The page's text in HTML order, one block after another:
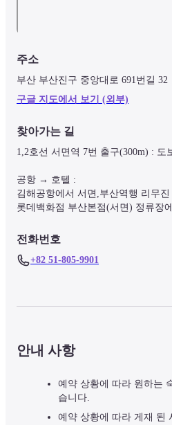
주소
부산 부산진구 중앙대로 691번길 32
구글 지도에서 보기 (외부)
찾아가는 길
1,2호선 서면역 7번 출구(300m) : 도
공항 → 호텔 :
김해공항에서 서면,부산역행 리무진
롯데백화점 부산본점(서면) 정류장
전화번호
+82 51-805-9901
안내 사항
예약 상황에 따라 원하는
습니다.
예약 상황에 따라 게재 된